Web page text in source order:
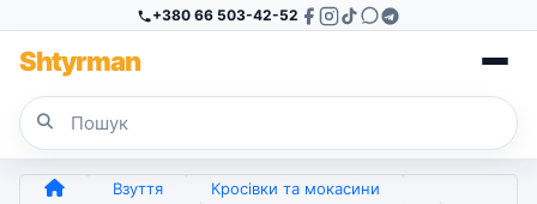
+380 66 503-42-52
Shtyrman
Взуття
Кросівки та мокасини